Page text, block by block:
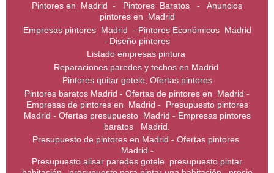
Pintores en Madrid - Pintores Baratos - Anuncios
pintores en Madrid
Empresas pintores Madrid - Pintores Económicos Madrid
- Diseño pintores
Listado empresas pintura
Reparaciones paredes y techos en Madrid
Pintores quitar gotele, Ofertas pintores
Pintores baratos Madrid - Ofertas de pintores en Madrid -
Empresas de pintores en Madrid - Presupuesto pintores
Madrid - Ofertas presupuesto Madrid - Empresas pintores
baratos Madrid.
Presupuesto de pintores en Madrid - Ofertas pintores
Madrid -
Presupuesto alisar paredes gotele presupuesto pintar